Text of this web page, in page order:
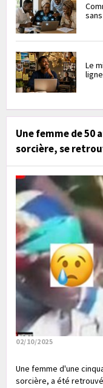
Le
Une femme de 50
sorcière, se
02/10/2025
Une femme d'une
sorcière, a été